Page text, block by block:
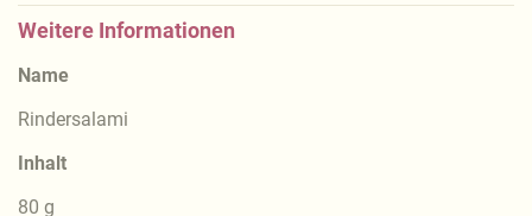
Weitere Informationen
Name
Rindersalami
Inhalt
80 g